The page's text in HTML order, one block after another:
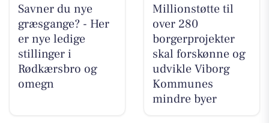
Savner du nye
græsgange? - Her
er nye ledige
stillinger i
Rødkærsbro og
omegn
Millionstøtte til
over 280
borgerprojekter
skal forskønne og
udvikle Viborg
Kommunes
mindre byer